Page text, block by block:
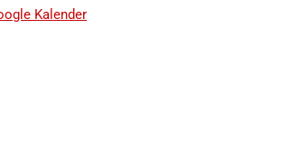
Kalender